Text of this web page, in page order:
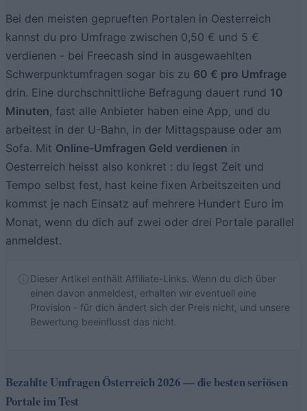
Bei den meisten geprueften Portalen in Oesterreich
kannst du pro Umfrage zwischen 0,50 € und 5 €
verdienen - bei Freecash sind in ausgewaehlten
Schwerpunktumfragen sogar bis zu 60 € pro Umfrage
drin. Eine durchschnittliche Befragung dauert rund 10
Minuten, fast alle Anbieter haben eine App, und du
arbeitest in der U-Bahn, in der Mittagspause oder am
Sofa. Mit Online-Umfragen Geld verdienen in
Oesterreich heisst also konkret : du legst Zeit und
Tempo selbst fest, hast keine fixen Arbeitszeiten und
kommst je nach Einsatz auf mehrere Hundert Euro im
Monat, wenn du dich auf zwei oder drei Portale parallel
anmeldest.
Dieser Artikel enthält Affiliate-Links. Wenn du dich über
einen davon anmeldest, erhalten wir eventuell eine
Provision - für dich ändert sich der Preis nicht, und unsere
Bewertung beeinflusst das nicht.
Bezahlte Umfragen Österreich 2026 — die besten seriösen
Portale im Test